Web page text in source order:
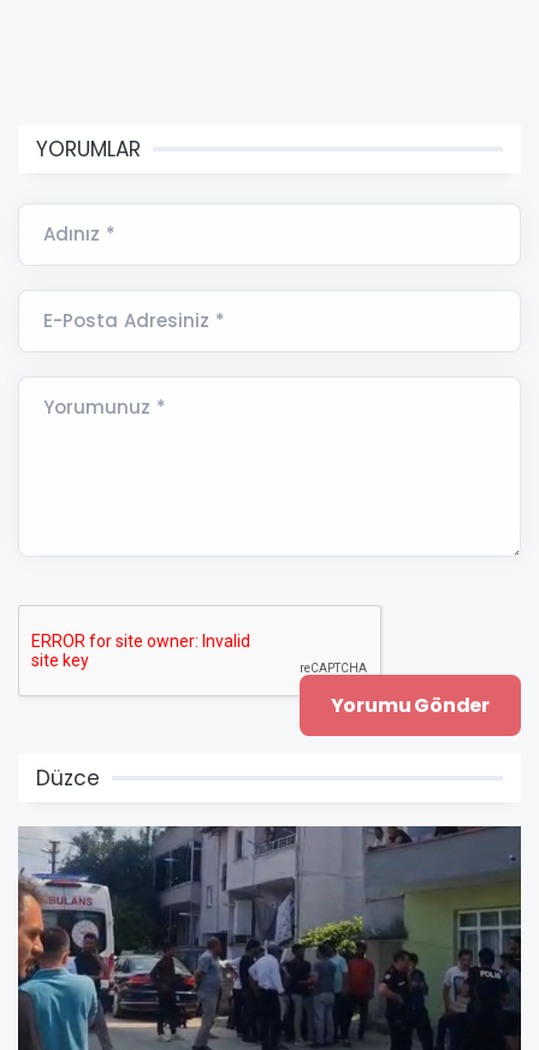
YORUMLAR
Adınız *
E-Posta Adresiniz *
Yorumunuz *
Düzce